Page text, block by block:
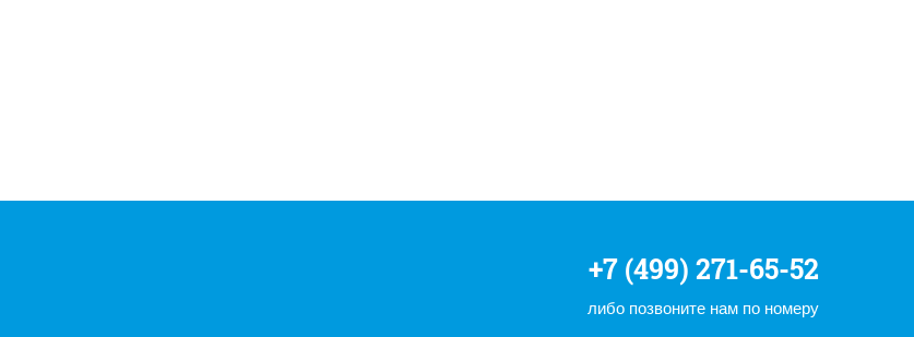
+7 (499) 271-65-52
либо позвоните нам по номеру